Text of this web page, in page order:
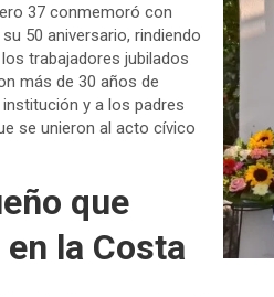
37 conmemoró con
50 aniversario, rindiendo
trabajadores jubilados
más de 30 años de
y a los padres
se unieron al acto cívico
que
la Costa